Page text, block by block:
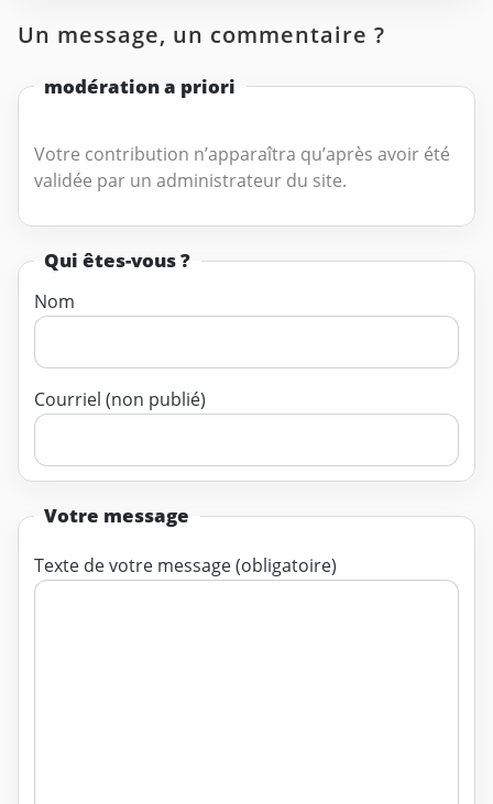
Un message, un commentaire ?
modération a priori
Votre contribution n’apparaîtra qu’après avoir été
validée par un administrateur du site.
Qui êtes-vous ?
Nom
Courriel (non publié)
Votre message
Texte de votre message (obligatoire)